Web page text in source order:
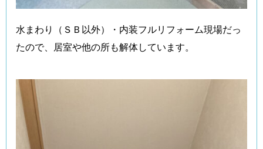
水まわり（ＳＢ以外）・内装フルリフォーム現場だっ
たので、居室や他の所も解体しています。